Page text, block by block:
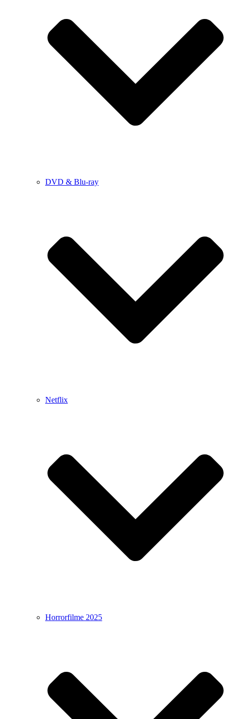
DVD & Blu-ray
Netflix
Horrorfilme 2025